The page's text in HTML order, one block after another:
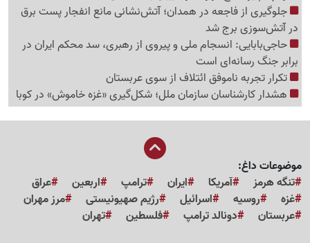
جلوگیری از فاجعه در همدان؛ آتش‌نشانی مانع انفجار پست برق
در آتش‌سوزی برج شد
حاجی‌بابایی: انسجام ملی و پیروی از رهبری، سد محکم ایران در
برابر جنگ رسانه‌ای است
تکرار تجربه ناموفق ائتلاف از سوی عربستان
هشدار کارشناسان سازمان ملل؛ شکل‌گیری «غزه‌ خاموش» در کوبا
موضوعات داغ:
تنگه هرمز
آمریکا ایران ترامپ اربعین
عراق
غزه
روسیه اسرائیل رژیم صهیونیستی
مرز مهران
عربستان
دونالد ترامپ فلسطین تهران